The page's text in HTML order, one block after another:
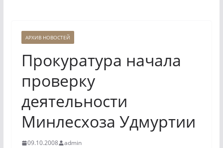
АРХИВ НОВОСТЕЙ
Прокуратура начала
проверку
деятельности
Минлесхоза Удмуртии
09.10.2008 admin